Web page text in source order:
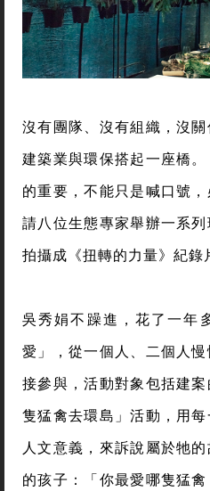
沒有團隊、沒有組織，沒
建築業與環保搭起一座橋
的重要，不能只是喊口號
請八位生態專家舉辦一系
拍攝成《扭轉的力量》紀錄
吳秀娟不躁進，花了一年
愛」，從一個人、二個人
接參與，活動對象包括建
隻猛禽去環島」活動，用
人文意義，來訴說屬於牠
的孩子：「你最愛哪隻猛